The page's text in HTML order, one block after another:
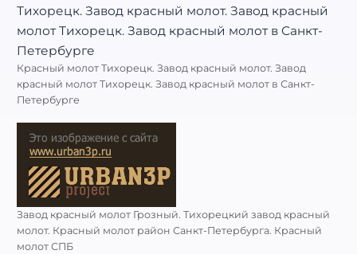
Красный молот Тихорецк. Завод красный молот. Завод
красный молот Тихорецк. Завод красный молот в Санкт-
Петербурге
Завод красный молот Грозный. Тихорецкий завод красный
молот. Красный молот район Санкт-Петербурга. Красный
молот СПБ